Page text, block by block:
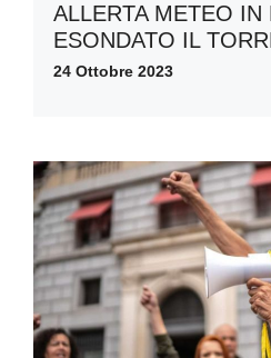
ALLERTA METEO IN
ESONDATO IL
24 Ottobre 2023